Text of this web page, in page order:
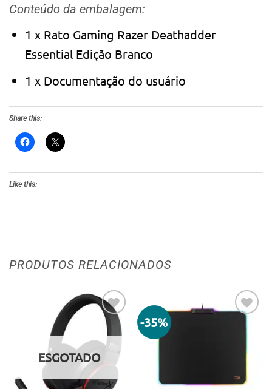
Conteúdo da embalagem:
1 x Rato Gaming Razer Deathadder
Essential Edição Branco
1 x Documentação do usuário
Share this:
Like this:
PRODUTOS RELACIONADOS
Adicionar
aos meus
desejos
ESGOTADO
-35%
Adicionar